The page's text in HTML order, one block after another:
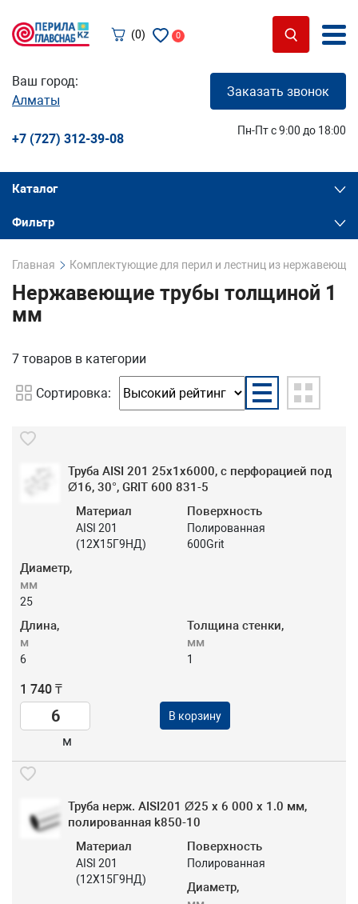
(0) 0
Ваш город:
Алматы
Заказать звонок
+7 (727) 312-39-08
Пн-Пт с 9:00 до 18:00
Каталог
Фильтр
Главная Комплектующие для перил и лестниц из
Нержавеющие трубы толщиной 1
мм
7 товаров в категории
Сортировка:
Труба AISI 201 25х1х6000, с перфорацией под
Ø16, 30°, GRIT 600 831-5
Материал
AISI 201
(12Х15Г9НД)
Поверхность
Полированная
600Grit
Диаметр,
мм
25
Длина,
м
6
Толщина стенки,
мм
1
1 740 ₸
м
В корзину
Труба нерж. AISI201 Ø25 х 6 000 х 1.0 мм,
полированная k850-10
Материал
AISI 201
(12Х15Г9НД)
Поверхность
Полированная
Диаметр,